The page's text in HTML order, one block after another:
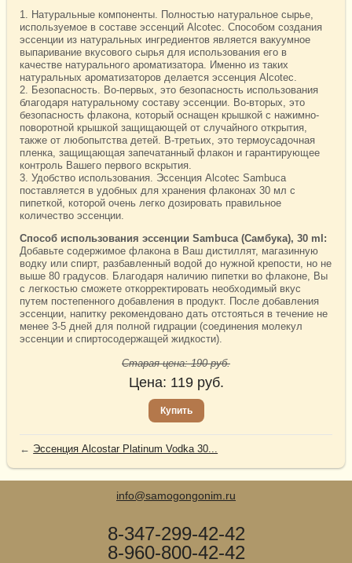
1. Натуральные компоненты. Полностью натуральное сырье,
используемое в составе эссенций Alcotec. Способом создания
эссенции из натуральных ингредиентов является вакуумное
выпаривание вкусового сырья для использования его в
качестве натурального ароматизатора. Именно из таких
натуральных ароматизаторов делается эссенция Alcotec.
2. Безопасность. Во-первых, это безопасность использования
благодаря натуральному составу эссенции. Во-вторых, это
безопасность флакона, который оснащен крышкой с нажимно-
поворотной крышкой защищающей от случайного открытия,
также от любопытства детей. В-третьих, это термоусадочная
пленка, защищающая запечатанный флакон и гарантирующее
контроль Вашего первого вскрытия.
3. Удобство использования. Эссенция Alcotec Sambuca
поставляется в удобных для хранения флаконах 30 мл с
пипеткой, которой очень легко дозировать правильное
количество эссенции.
Способ использования эссенции Sambuca (Самбука), 30 ml:
Добавьте содержимое флакона в Ваш дистиллят, магазинную
водку или спирт, разбавленный водой до нужной крепости, но не
выше 80 градусов. Благодаря наличию пипетки во флаконе, Вы
с легкостью сможете откорректировать необходимый вкус
путем постепенного добавления в продукт. После добавления
эссенции, напитку рекомендовано дать отстояться в течение не
менее 3-5 дней для полной гидрации (соединения молекул
эссенции и спиртосодержащей жидкости).
Старая цена:190руб.
Цена: 119руб.
Купить
← Эссенция Alcostar Platinum Vodka 30...
info@samogongonim.ru
8-347-299-42-42
8-960-800-42-42